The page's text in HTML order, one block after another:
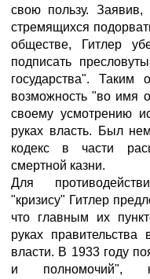
свою пользу.
стремящихся
обществе, Гитлер
подписать
государства". Таким
возможность "во имя
своему усмотрению
руках власть. Был
кодекс в части
смертной казни.
Для
"кризису" Гитлер
что главным их
руках правительства
власти. В 1933 году
и полномочий",